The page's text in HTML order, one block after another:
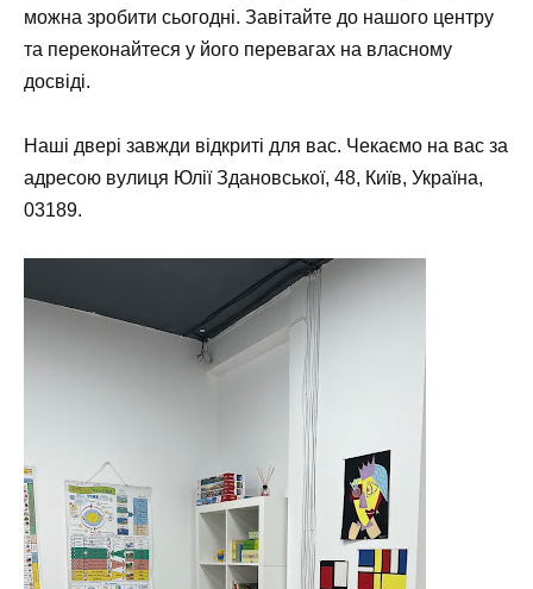
можна зробити сьогодні. Завітайте до нашого центру
та переконайтеся у його перевагах на власному
досвіді.
Наші двері завжди відкриті для вас. Чекаємо на вас за
адресою вулиця Юлії Здановської, 48, Київ, Україна,
03189.